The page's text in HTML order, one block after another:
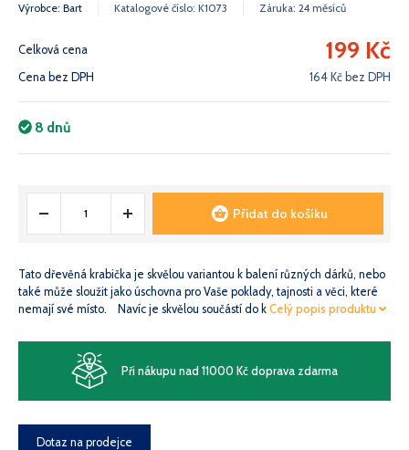
Výrobce: Bart Katalogové číslo: K1073 Záruka: 24 měsíců
Celková cena 199 Kč
Cena bez DPH 164 Kč bez DPH
8 dnů
Přidat do košíku
Tato dřevěná krabička je skvělou variantou k balení různých dárků, nebo
také může sloužit jako úschovna pro Vaše poklady, tajnosti a věci, které
nemají své místo. Navíc je skvělou součástí do k Celý popis produktu
Při nákupu nad 11000 Kč doprava zdarma
Dotaz na prodejce